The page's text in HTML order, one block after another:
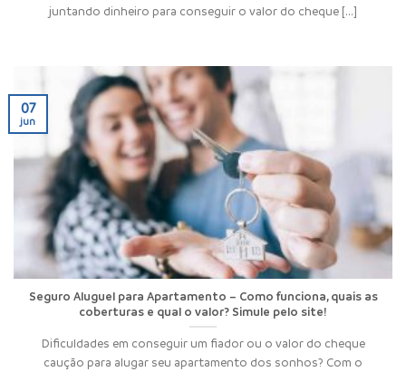
juntando dinheiro para conseguir o valor do cheque [...]
Seguro Aluguel para Apartamento – Como funciona, quais as
coberturas e qual o valor? Simule pelo site!
Dificuldades em conseguir um fiador ou o valor do cheque
caução para alugar seu apartamento dos sonhos? Com o
07
jun